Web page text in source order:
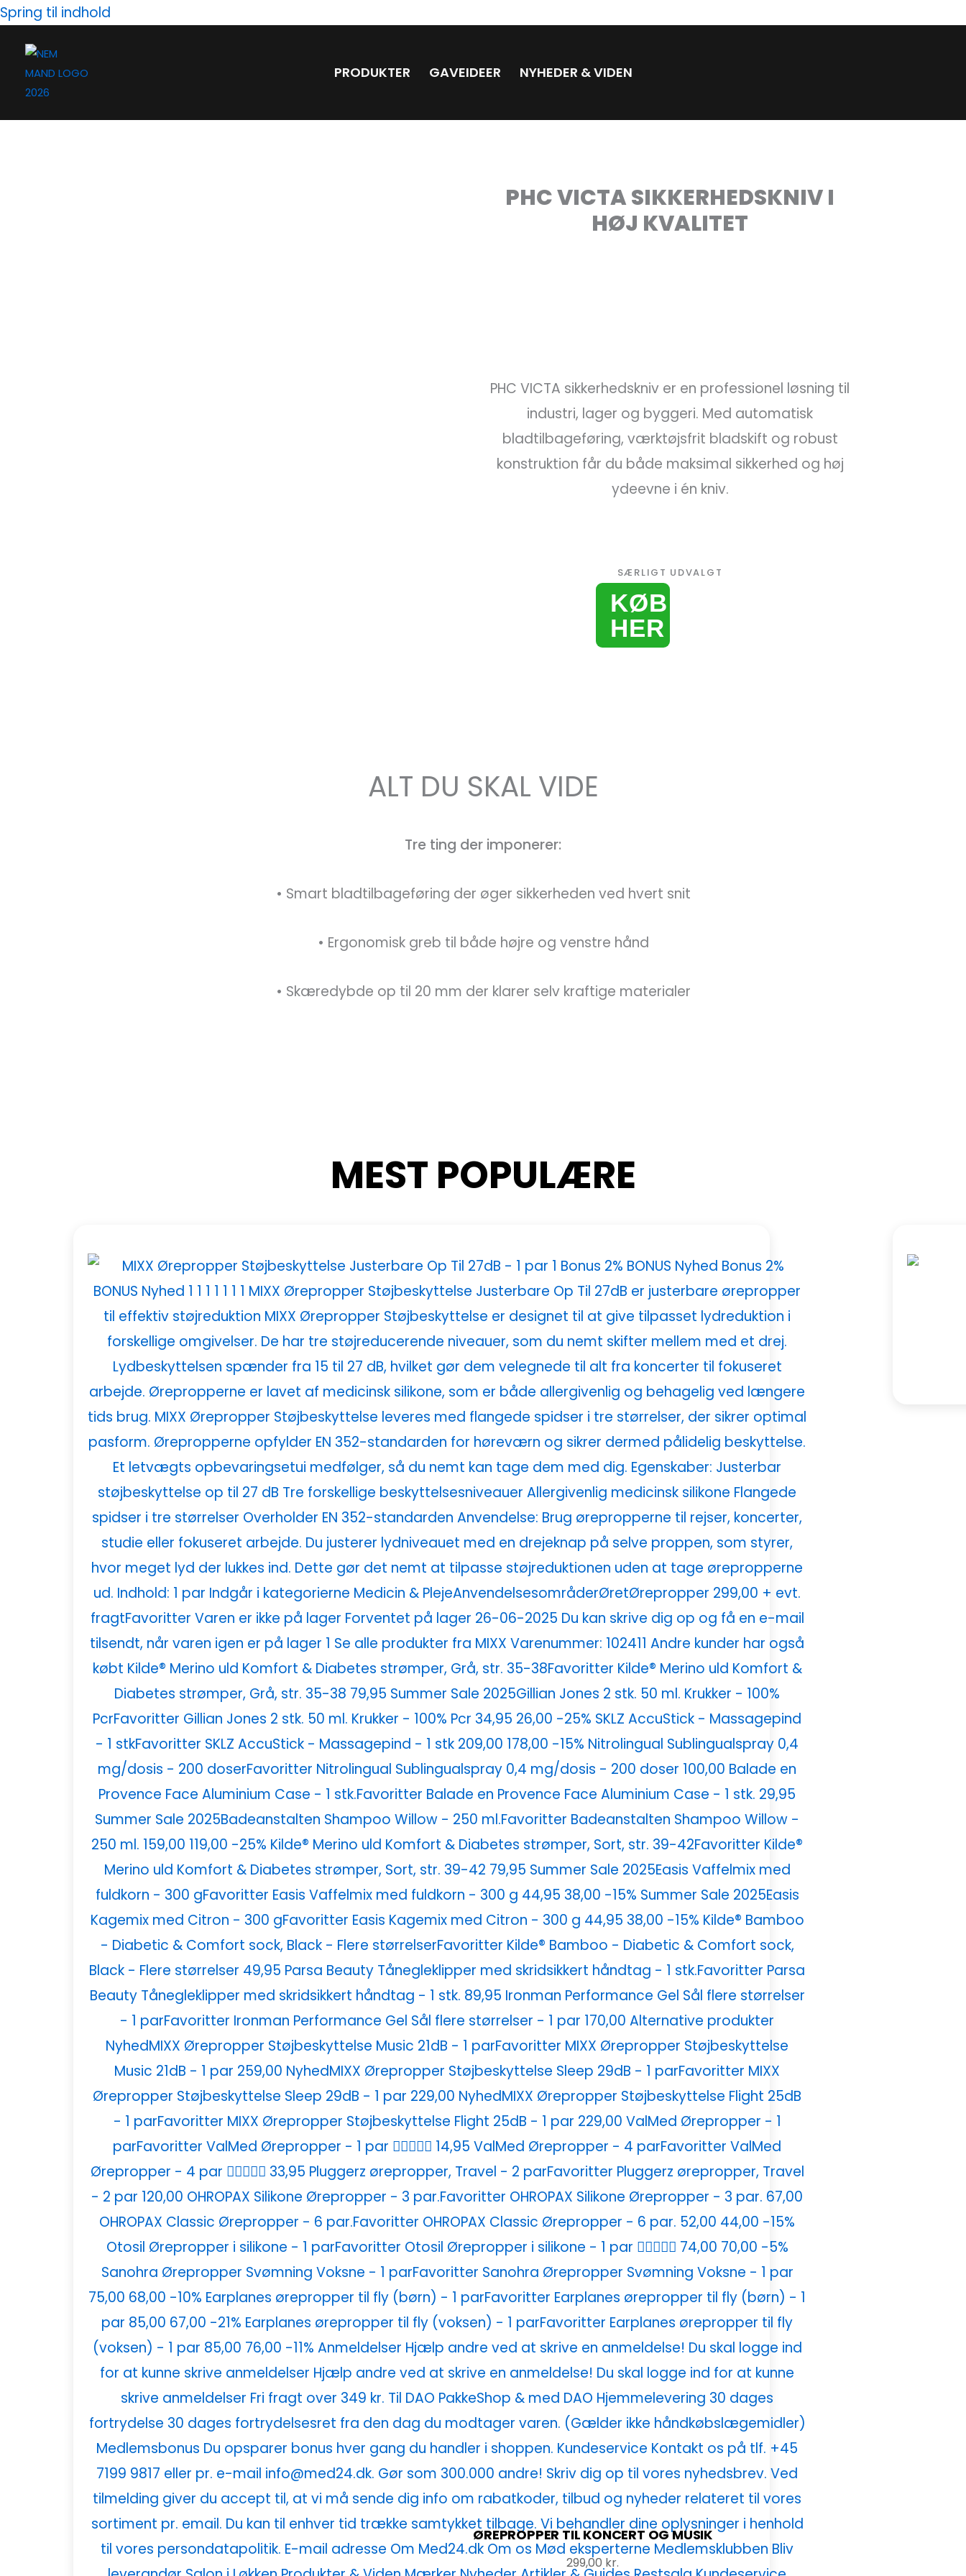
Spring til indhold
PRODUKTER GAVEIDEER NYHEDER & VIDEN
PHC VICTA SIKKERHEDSKNIV I
HØJ KVALITET
PHC VICTA sikkerhedskniv er en professionel løsning til
industri, lager og byggeri. Med automatisk
bladtilbageføring, værktøjsfrit bladskift og robust
konstruktion får du både maksimal sikkerhed og høj
ydeevne i én kniv.
SÆRLIGT UDVALGT
KØB
HER
ALT DU SKAL VIDE
Tre ting der imponerer:
• Smart bladtilbageføring der øger sikkerheden ved hvert snit
• Ergonomisk greb til både højre og venstre hånd
• Skæredybde op til 20 mm der klarer selv kraftige materialer
MEST POPULÆRE
ØREPROPPER TIL KONCERT OG MUSIK
299,00 kr.